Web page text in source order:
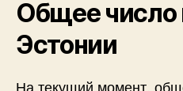
Общее число
Эстонии
На текущий момент,